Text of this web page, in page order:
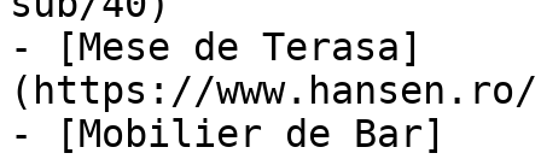
- [Mese de Terasa]
(https://
- [Mobilier de Bar]